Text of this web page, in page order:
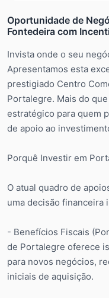
Oportunidade de
Fontedeira com
Invista onde o seu
Apresentamos esta
prestigiado Centro
Portalegre. Mais do
estratégico para quem
de apoio ao
Porquê Investir em
O atual quadro de
uma decisão financeira
- Benefícios Fiscais
de Portalegre oferece
para novos negócios,
iniciais de aquisição.